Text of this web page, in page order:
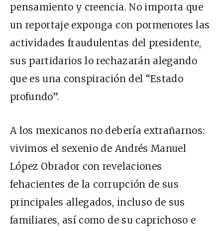
pensamiento y creencia. No importa que
un reportaje exponga con pormenores las
actividades fraudulentas del presidente,
sus partidarios lo rechazarán alegando
que es una conspiración del “Estado
profundo”.
A los mexicanos no debería extrañarnos:
vivimos el sexenio de Andrés Manuel
López Obrador con revelaciones
fehacientes de la corrupción de sus
principales allegados, incluso de sus
familiares, así como de su caprichoso e